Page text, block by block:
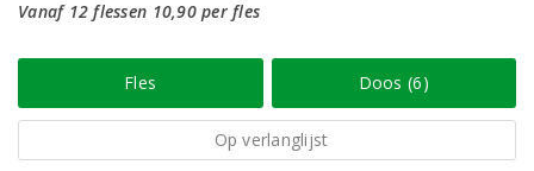
Vanaf 12 flessen 10,90 per fles
Fles Doos (6)
Op verlanglijst